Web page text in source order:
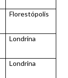
Florestópolis
Londrina
Londrina